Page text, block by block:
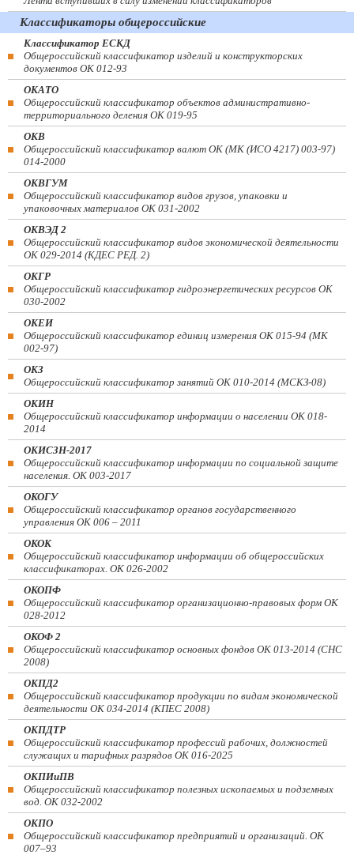
Классификаторы общероссийские
Классификатор ЕСКД
Общероссийский классификатор изделий и конструкторских
документов ОК 012-93
ОКАТО
Общероссийский классификатор объектов административно-
территориального деления ОК 019-95
ОКВ
Общероссийский классификатор валют ОК (МК (ИСО 4217) 003-97)
014-2000
ОКВГУМ
Общероссийский классификатор видов грузов, упаковки и
упаковочных материалов ОК 031-2002
ОКВЭД 2
Общероссийский классификатор видов экономической деятельности
ОК 029-2014 (КДЕС РЕД. 2)
ОКГР
Общероссийский классификатор гидроэнергетических ресурсов ОК
030-2002
ОКЕИ
Общероссийский классификатор единиц измерения ОК 015-94 (МК
002-97)
ОКЗ
Общероссийский классификатор занятий ОК 010-2014 (МСКЗ-08)
ОКИН
Общероссийский классификатор информации о населении ОК 018-
2014
ОКИСЗН-2017
Общероссийский классификатор информации по социальной защите
населения. ОК 003-2017
ОКОГУ
Общероссийский классификатор органов государственного
управления ОК 006 – 2011
ОКОК
Общероссийский классификатор информации об общероссийских
классификаторах. ОК 026-2002
ОКОПФ
Общероссийский классификатор организационно-правовых форм ОК
028-2012
ОКОФ 2
Общероссийский классификатор основных фондов ОК 013-2014 (СНС
2008)
ОКПД2
Общероссийский классификатор продукции по видам экономической
деятельности ОК 034-2014 (КПЕС 2008)
ОКПДТР
Общероссийский классификатор профессий рабочих, должностей
служащих и тарифных разрядов ОК 016-2025
ОКПИиПВ
Общероссийский классификатор полезных ископаемых и подземных
вод. ОК 032-2002
ОКПО
Общероссийский классификатор предприятий и организаций. ОК
007–93